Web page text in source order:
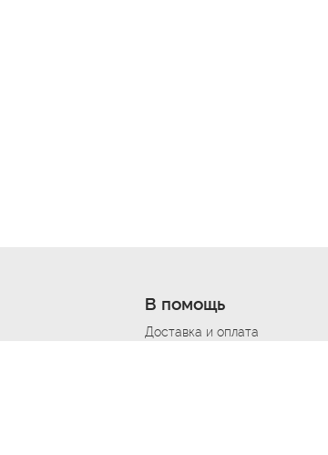
В помощь
Доставка и оплата